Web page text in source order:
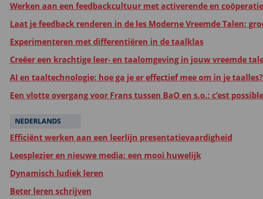
Werken aan een feedbackcultuur met activerende en
Laat je feedback renderen in de les Moderne Vreemde Talen:
Experimenteren met differentiëren in de taalklas
Creëer een krachtige leer- en taalomgeving in jouw vreemde
AI en taaltechnologie: hoe ga je er effectief mee om in je taalles?
Een vlotte overgang voor Frans tussen BaO en s.o.: c’est
NEDERLANDS
Efficiënt werken aan een leerlijn presentatievaardigheid
Leesplezier en nieuwe media: een mooi huwelijk
Dynamisch ludiek leren
Beter leren schrijven